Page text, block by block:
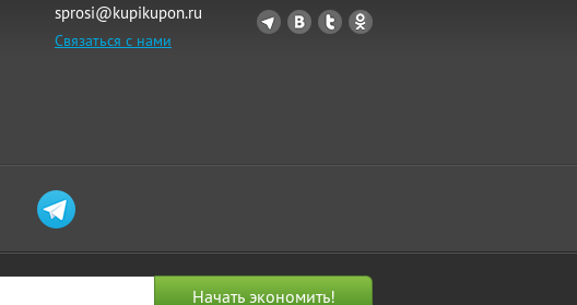
sprosi@kupikupon.ru
Связаться с нами